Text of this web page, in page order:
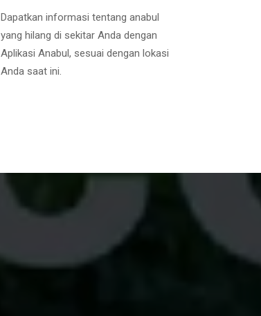
Dapatkan informasi tentang anabul
yang hilang di sekitar Anda dengan
Aplikasi Anabul, sesuai dengan lokasi
Anda saat ini.